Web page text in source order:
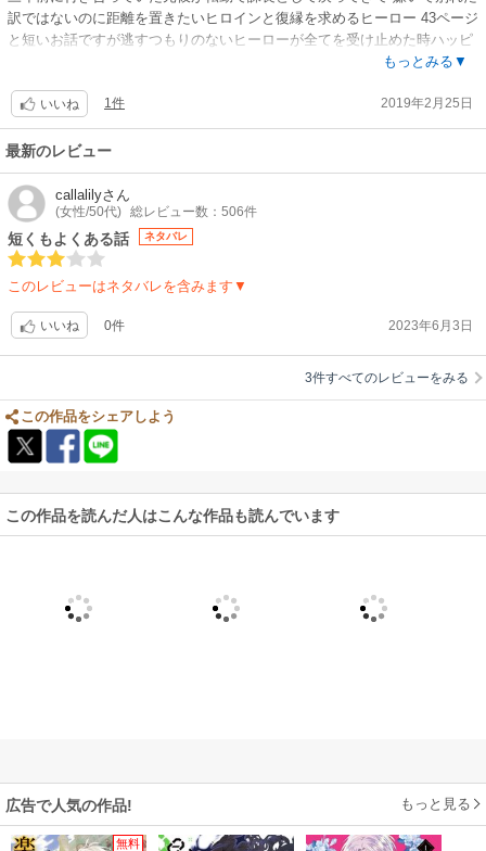
訳ではないのに距離を置きたいヒロインと復縁を求めるヒーロー 43ページ
と短いお話ですが逃すつもりのないヒーローが全てを受け止めた時ハッピ
ーエンドに繋がります サクッと読みたい時にいいと思いますもっとみる▼
いいね 1件 2019年2月25日
最新のレビュー
callalilyさん
(女性/50代) 総レビュー数：506件
短くもよくある話 ネタバレ
このレビューはネタバレを含みます▼
いいね 0件 2023年6月3日
3件すべてのレビューをみる
この作品をシェアしよう
この作品を読んだ人はこんな作品も読んでいます
広告で人気の作品! もっと見る
無料